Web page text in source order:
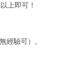
上即可！
經驗可）。